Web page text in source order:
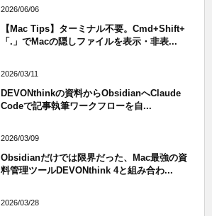
2026/06/06
【Mac Tips】ターミナル不要。Cmd+Shift+
「.」でMacの隠しファイルを表示・非表...
2026/03/11
DEVONthinkの資料からObsidianへClaude
Codeで記事執筆ワークフローを自...
2026/03/09
Obsidianだけでは限界だった、Mac最強の資
料管理ツールDEVONthink 4と組み合わ...
2026/03/28